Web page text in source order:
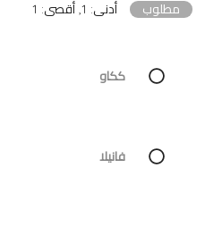
مطلوب أدنى: 1, أقصى: 1
ككاو
فانيلا